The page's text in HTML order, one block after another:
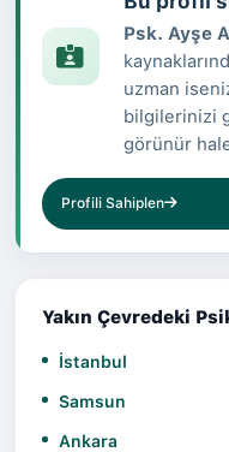
Psk. Ayşe
uzman
bilgilerinizi
görünür
Profili Sahiplen
Yakın Çevredeki
İstanbul
Samsun
Ankara